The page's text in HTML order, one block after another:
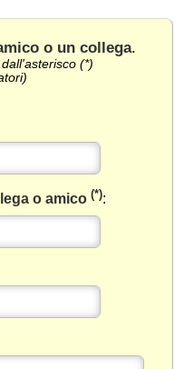
o un collega.
(*)
o amico(*):